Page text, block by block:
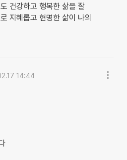
건강하고 행복한 삶을 잘
지혜롭고 현명한 삶이 나의
14:44